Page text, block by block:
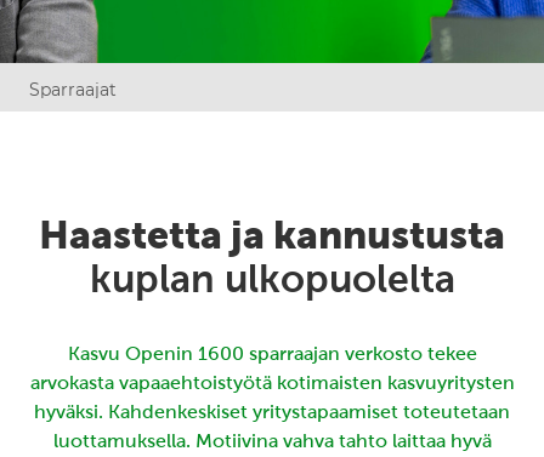
Sparraajat
Haastetta ja kannustusta
kuplan ulkopuolelta
Kasvu Openin 1600 sparraajan verkosto tekee
arvokasta vapaaehtoistyötä kotimaisten kasvuyritysten
hyväksi. Kahdenkeskiset yritystapaamiset toteutetaan
luottamuksella. Motiivina vahva tahto laittaa hyvä